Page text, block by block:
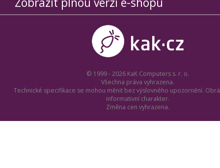
© 1999 - 2026 KaK Computers s. r. o.
Všechna práva vyhrazena.
Technické specifikace se mohou měnit bez výslovného upozornění.
informativní charakter.
Změna cen vyhrazena.